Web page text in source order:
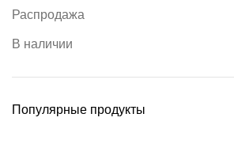
Распродажа
В наличии
Популярные продукты